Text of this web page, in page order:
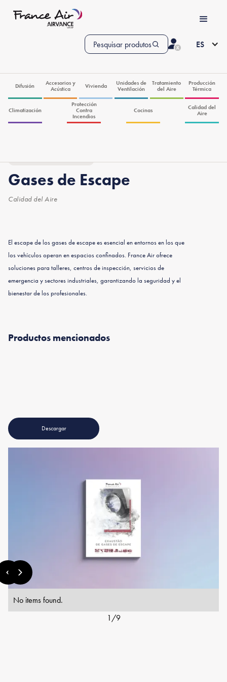
Pesquisar produtos ES
Difusión
Accesorios y
Acústica
Vivienda
Unidades de
Ventilación
Tratamiento
del Aire
Producción
Térmica
Climatización
Protección
Contra
Incendios
Cocinas
Calidad del
Aire
Gases de Escape
Calidad del Aire
El escape de los gases de escape es esencial en entornos en los que
los vehículos operan en espacios confinados. France Air ofrece
soluciones para talleres, centros de inspección, servicios de
emergencia y sectores industriales, garantizando la seguridad y el
bienestar de los profesionales.
Productos mencionados
Descargar
No items found.
1/9